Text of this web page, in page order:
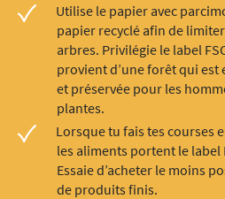
Utilise le papier avec
papier recyclé afin de
arbres. Privilégie le label
provient d’une forêt qui
et préservée pour les
plantes.
Lorsque tu fais tes courses
les aliments portent le label
Essaie d’acheter le moins
de produits finis.